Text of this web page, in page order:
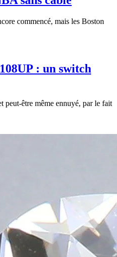
commencé, mais les Boston
: un switch
peut-être même ennuyé, par le fait